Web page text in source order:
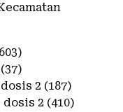
2 (187)
dosis 2 (410)